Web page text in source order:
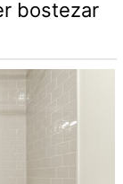
bostezar